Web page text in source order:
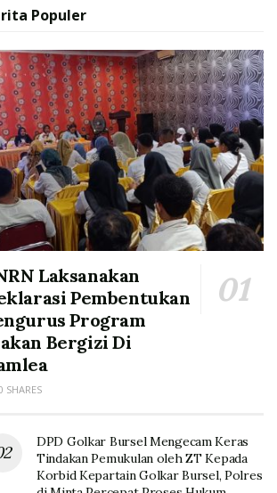
Populer
Laksanakan
Pembentukan
Program
Bergizi Di
SHARES
DPD Golkar Bursel Mengecam Keras
Tindakan Pemukulan oleh ZT Kepada
Korbid Kepartain Golkar Bursel, Polres